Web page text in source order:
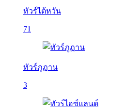
ทัวร์ไต้หวัน
71
ทัวร์ภูฏาน
3